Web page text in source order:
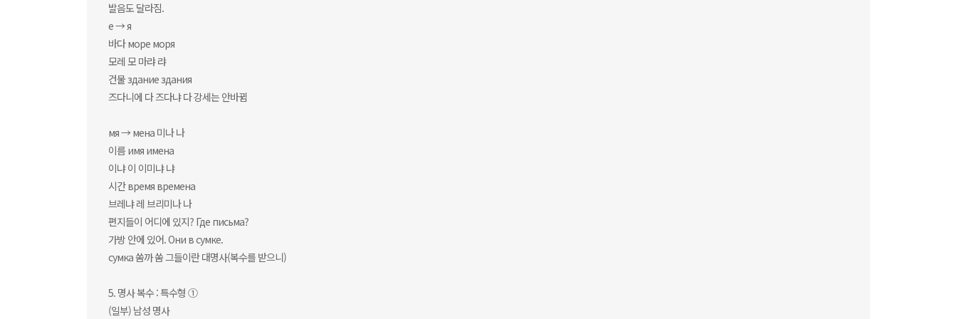
발음도 달라짐.
е → я
바다 море моря
모레 모 마랴 랴
건물 здание здания
즈다니에 다 즈다냐 다 강세는 안바뀜
мя → мена 미나 나
이름 имя имена
이냐 이 이미냐 냐
시간 время времена
브레냐 레 브리미나 나
편지들이 어디에 있지? Где письма?
가방 안에 있어. Они в сумке.
сумка 쑴까 쑴 그들이란 대명사(복수를 받으니)
5. 명사 복수 : 특수형 ①
(일부) 남성 명사